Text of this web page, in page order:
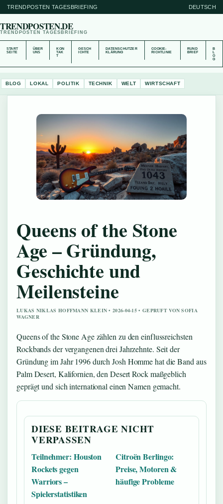
TRENDPOSTEN TAGESBRIEFING DEUTSCH
TRENDPOSTEN.DE
TRENDPOSTEN TAGESBRIEFING
START
SEITE
ÜBER
UNS
KON
TAK
T
GESCH
ICHTE
DATENSCHUTZER
KLÄRUNG
COOKIE-
RICHTLINIE
RUND
BRIEF
B
O
G
BLOG LOKAL POLITIK TECHNIK WELT WIRTSCHAFT
Queens of the Stone
Age – Gründung,
Geschichte und
Meilensteine
LUKAS NIKLAS HOFFMANN KLEIN • 2026-04-15 • GEPRUFT VON SOFIA
WAGNER
Queens of the Stone Age zählen zu den einflussreichsten
Rockbands der vergangenen drei Jahrzehnte. Seit der
Gründung im Jahr 1996 durch Josh Homme hat die Band aus
Palm Desert, Kalifornien, den Desert Rock maßgeblich
geprägt und sich international einen Namen gemacht.
DIESE BEITRAGE NICHT
VERPASSEN
Teilnehmer: Houston
Rockets gegen
Warriors –
Spielerstatistiken
Citroën Berlingo:
Preise, Motoren &
häufige Probleme